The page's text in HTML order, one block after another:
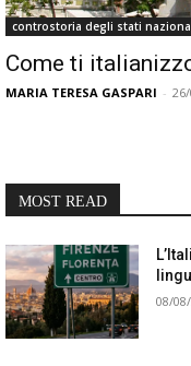
controstoria degli stati
Come ti
MARIA TERESA GASPARI -
MOST READ
08/